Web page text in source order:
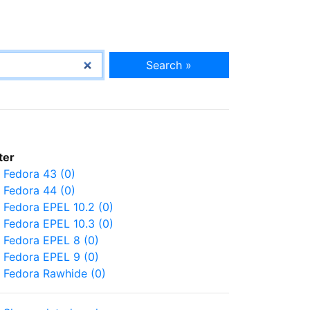
Search »
Fedora 43 (0)
Fedora 44 (0)
Fedora EPEL 10.2 (0)
Fedora EPEL 10.3 (0)
Fedora EPEL 8 (0)
Fedora EPEL 9 (0)
Fedora Rawhide (0)